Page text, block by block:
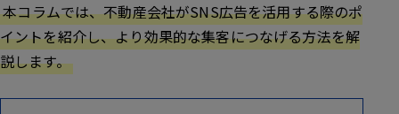
本コラムでは、不動産会社がSNS広告を活用する際のポ
イントを紹介し、より効果的な集客につなげる方法を解
説します。